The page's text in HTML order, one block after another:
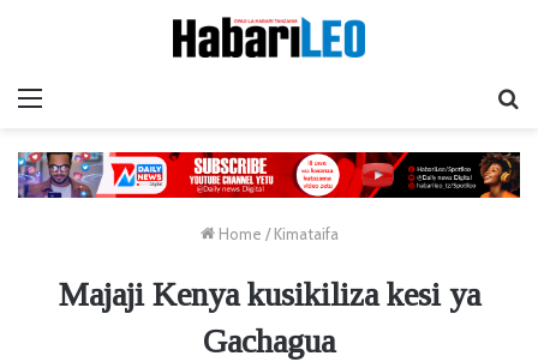
Home / Kimataifa
Majaji Kenya kusikiliza kesi ya
Gachagua